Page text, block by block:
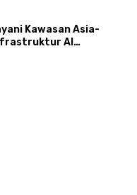
Kawasan Asia-
AI